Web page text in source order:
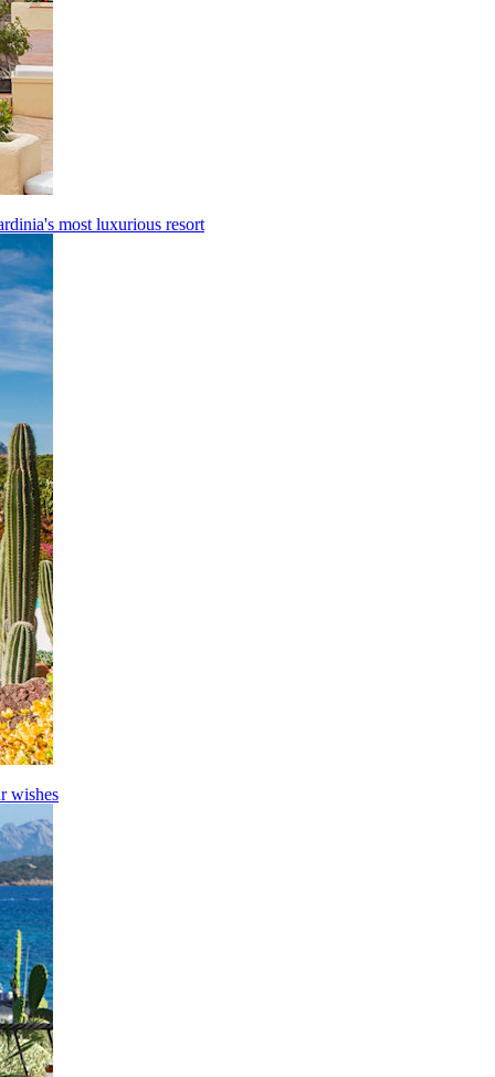
most luxurious resort
wishes